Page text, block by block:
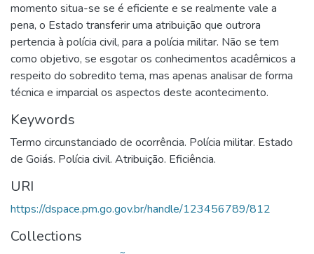
momento situa-se se é eficiente e se realmente vale a
pena, o Estado transferir uma atribuição que outrora
pertencia à polícia civil, para a polícia militar. Não se tem
como objetivo, se esgotar os conhecimentos acadêmicos a
respeito do sobredito tema, mas apenas analisar de forma
técnica e imparcial os aspectos deste acontecimento.
Keywords
Termo circunstanciado de ocorrência. Polícia militar. Estado
de Goiás. Polícia civil. Atribuição. Eficiência.
URI
https://dspace.pm.go.gov.br/handle/123456789/812
Collections